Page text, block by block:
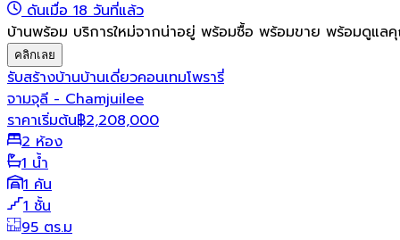
ดันเมื่อ 18 วันที่แล้ว
บ้านพร้อม บริการใหม่จากน่าอยู่ พร้อมซื้อ พร้อมขาย พร้อมดูแล
คลิกเลย
รับสร้างบ้านบ้านเดี่ยวคอนเทมโพรารี่
จามจุลี - Chamjuilee
ราคาเริ่มต้น฿2,208,000
2 ห้อง
1 น้ำ
1 คัน
1 ชั้น
95 ตร.ม